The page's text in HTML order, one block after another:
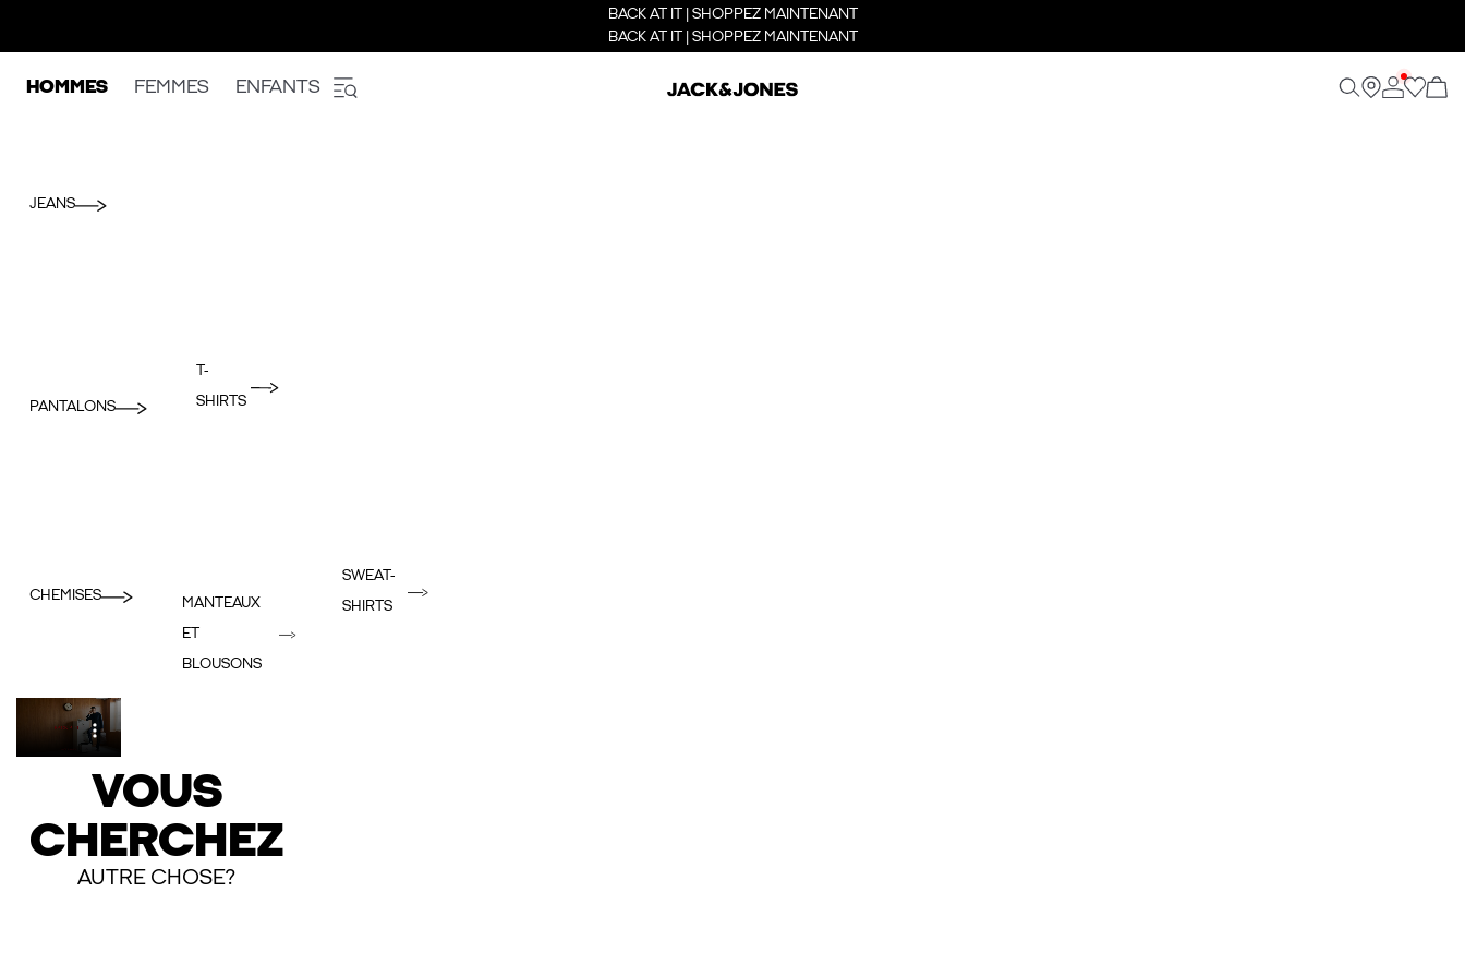
BACK AT IT | SHOPPEZ MAINTENANT
BACK AT IT | SHOPPEZ MAINTENANT
HOMMES FEMMES ENFANTS
JEANS
PANTALONS
T-
SHIRTS
CHEMISES
MANTEAUX
ET
BLOUSONS
SWEAT-
SHIRTS
VOUS
CHERCHEZ
AUTRE CHOSE?